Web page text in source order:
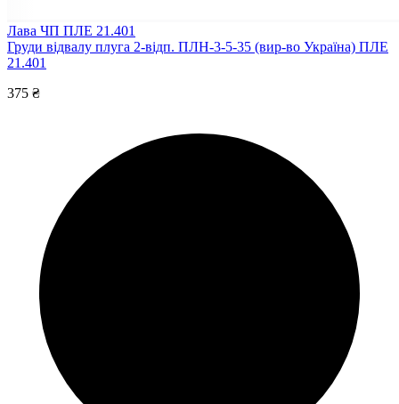
Лава ЧП ПЛЕ 21.401
Груди відвалу плуга 2-відп. ПЛН-3-5-35 (вир-во Україна) ПЛЕ
21.401
375 ₴